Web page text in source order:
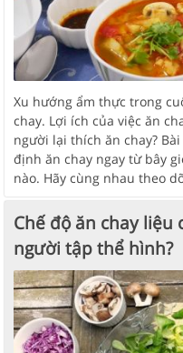
Xu hướng ẩm thực trong
chay. Lợi ích của việc ăn
người lại thích ăn chay?
định ăn chay ngay từ bây
nào. Hãy cùng nhau theo
Chế độ ăn chay
người tập thể hình?